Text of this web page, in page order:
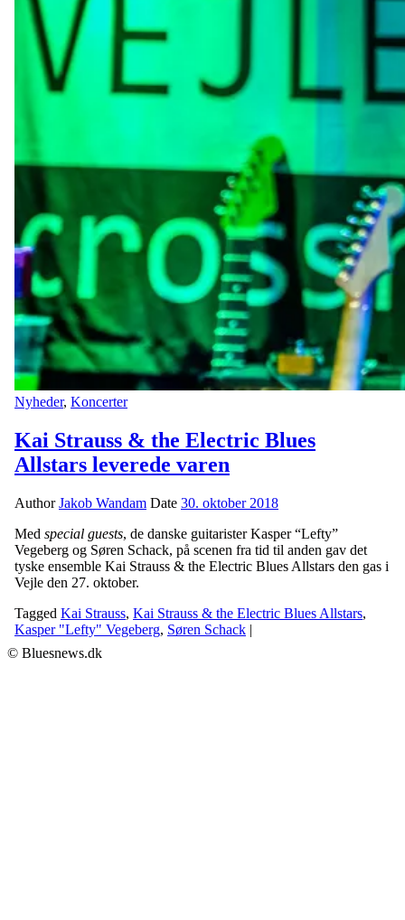
Nyheder, Koncerter
Kai Strauss & the Electric Blues
Allstars leverede varen
AuthorJakob Wandam Date 30. oktober 2018
Med special guests, de danske guitarister Kasper “Lefty”
Vegeberg og Søren Schack, på scenen fra tid til anden gav det
tyske ensemble Kai Strauss & the Electric Blues Allstars den gas i
Vejle den 27. oktober.
Tagged Kai Strauss, Kai Strauss & the Electric Blues Allstars,
Kasper "Lefty" Vegeberg, Søren Schack |
© Bluesnews.dk